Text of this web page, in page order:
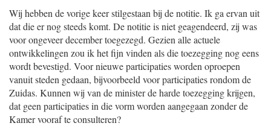
Wij hebben de vorige keer stilgestaan bij de notitie. Ik ga ervan uit
dat die er nog steeds komt. De notitie is niet geagendeerd, zij was
voor ongeveer december toegezegd. Gezien alle actuele
ontwikkelingen zou ik het fijn vinden als die toezegging nog eens
wordt bevestigd. Voor nieuwe participaties worden oproepen
vanuit steden gedaan, bijvoorbeeld voor participaties rondom de
Zuidas. Kunnen wij van de minister de harde toezegging krijgen,
dat geen participaties in die vorm worden aangegaan zonder de
Kamer vooraf te consulteren?